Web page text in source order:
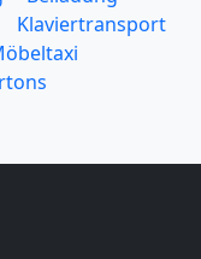
Klaviertransport